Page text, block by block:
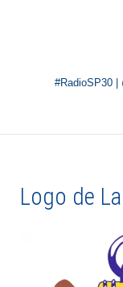
#RadioSP30 |
Logo de